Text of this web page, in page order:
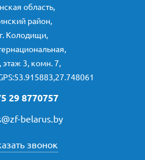
область,
район,
Колодищи,
этаж 3, комн. 7,
29 8770757
belarus.by
звонок